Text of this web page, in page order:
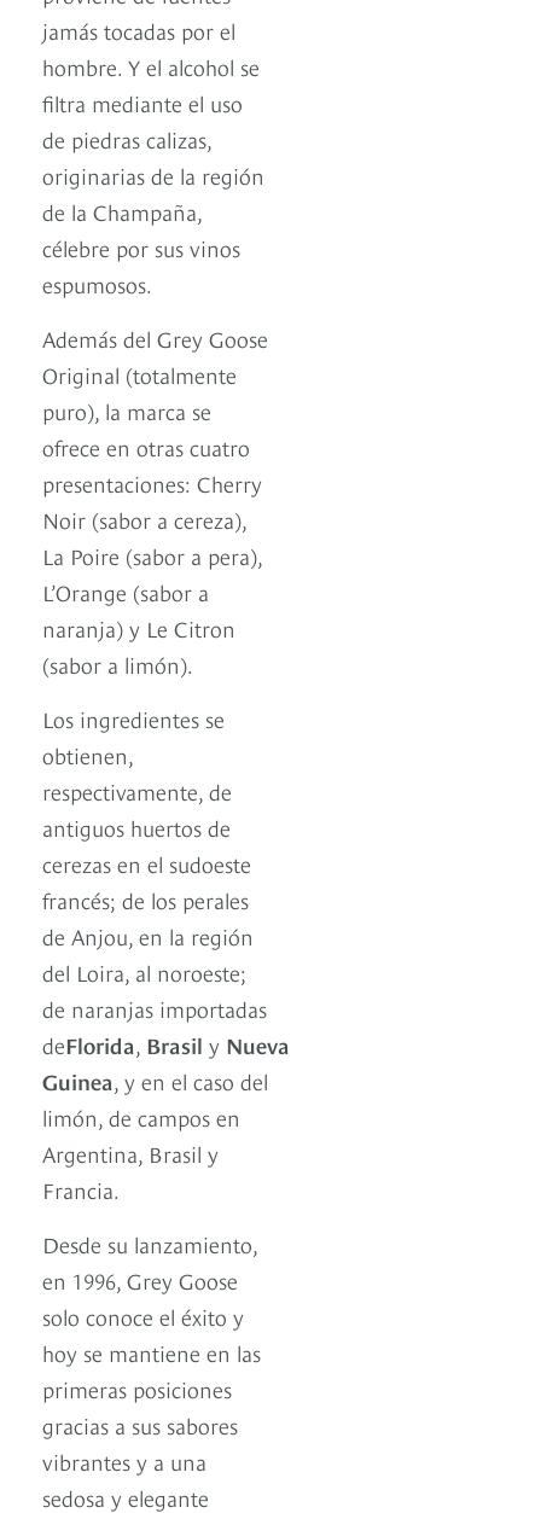
jamás tocadas por el
hombre. Y el alcohol se
filtra mediante el uso
de piedras calizas,
originarias de la región
de la Champaña,
célebre por sus vinos
espumosos.
Además del Grey Goose
Original (totalmente
puro), la marca se
ofrece en otras cuatro
presentaciones: Cherry
Noir (sabor a cereza),
La Poire (sabor a pera),
L’Orange (sabor a
naranja) y Le Citron
(sabor a limón).
Los ingredientes se
obtienen,
respectivamente, de
antiguos huertos de
cerezas en el sudoeste
francés; de los perales
de Anjou, en la región
del Loira, al noroeste;
de naranjas importadas
deFlorida Brasil y Nueva
Guinea , y en el caso del
limón, de campos en
Argentina, Brasil y
Francia.
Desde su lanzamiento,
en 1996, Grey Goose
solo conoce el éxito y
hoy se mantiene en las
primeras posiciones
gracias a sus sabores
vibrantes y a una
sedosa y elegante